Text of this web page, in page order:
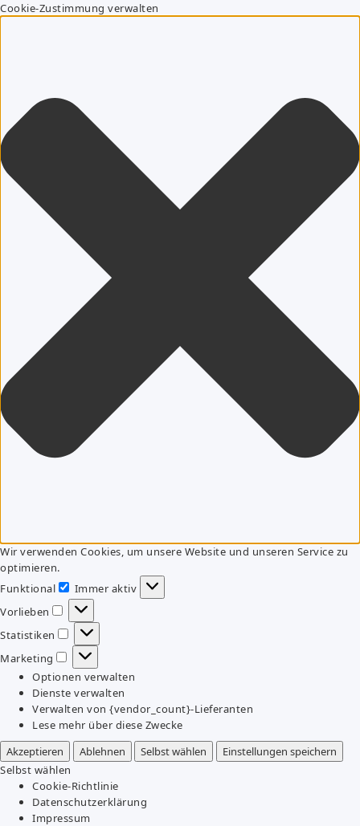
Cookie-Zustimmung verwalten
Wir verwenden Cookies, um unsere Website und unseren Service zu
optimieren.
Funktional
Funktional
Immer aktiv
Vorlieben
Vorlieben
Statistiken
Statistiken
Marketing
Marketing
Optionen verwalten
Dienste verwalten
Verwalten von {vendor_count}-Lieferanten
Lese mehr über diese Zwecke
Akzeptieren
Ablehnen Selbst wählen
Einstellungen speichern
Selbst wählen
Cookie-Richtlinie
Datenschutzerklärung
Impressum